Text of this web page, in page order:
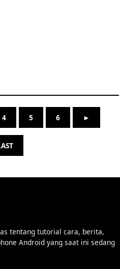
4 5 6 ►
tentang tutorial cara, berita,
Android yang saat ini sedang